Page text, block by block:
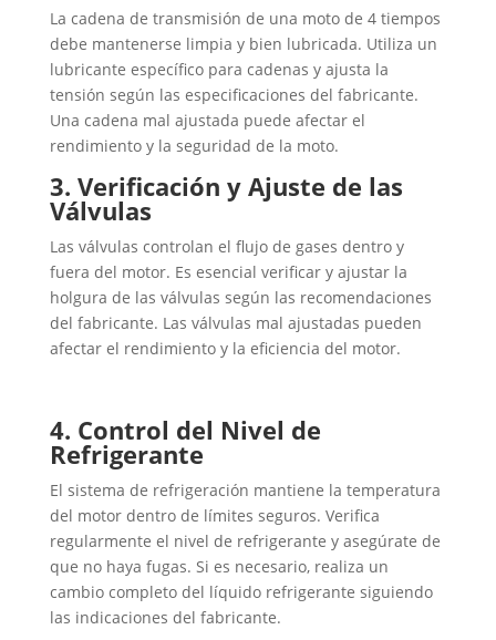
La cadena de transmisión de una moto de 4 tiempos
debe mantenerse limpia y bien lubricada. Utiliza un
lubricante específico para cadenas y ajusta la
tensión según las especificaciones del fabricante.
Una cadena mal ajustada puede afectar el
rendimiento y la seguridad de la moto.
3. Verificación y Ajuste de las
Válvulas
Las válvulas controlan el flujo de gases dentro y
fuera del motor. Es esencial verificar y ajustar la
holgura de las válvulas según las recomendaciones
del fabricante. Las válvulas mal ajustadas pueden
afectar el rendimiento y la eficiencia del motor.
4. Control del Nivel de
Refrigerante
El sistema de refrigeración mantiene la temperatura
del motor dentro de límites seguros. Verifica
regularmente el nivel de refrigerante y asegúrate de
que no haya fugas. Si es necesario, realiza un
cambio completo del líquido refrigerante siguiendo
las indicaciones del fabricante.